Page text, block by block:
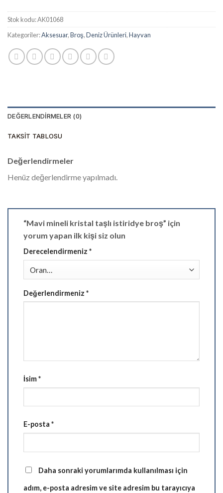
Stok kodu:AK01068
Kategoriler:Aksesuar,Broş,Deniz Ürünleri,Hayvan
DEĞERLENDIRMELER (0)
TAKSIT TABLOSU
Değerlendirmeler
Henüz değerlendirme yapılmadı.
“Mavi mineli kristal taşlı istiridye broş” için
yorum yapan ilk kişi siz olun
Derecelendirmeniz *
Değerlendirmeniz *
İsim*
E-posta *
Daha sonraki yorumlarımda kullanılması için
adım, e-posta adresim ve site adresim bu tarayıcıya